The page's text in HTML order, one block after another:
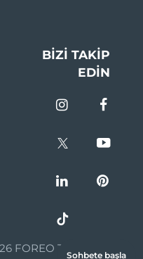
BIZI TAKIP
EDIN
FOREO Tüm hakları
Sohbete başla